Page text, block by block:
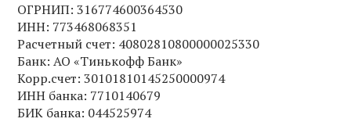
ОГРНИП: 316774600364530
ИНН: 773468068351
Расчетный счет: 40802810800000025330
Банк: АО «Тинькофф Банк»
Корр.счет: 30101810145250000974
ИНН банка: 7710140679
БИК банка: 044525974